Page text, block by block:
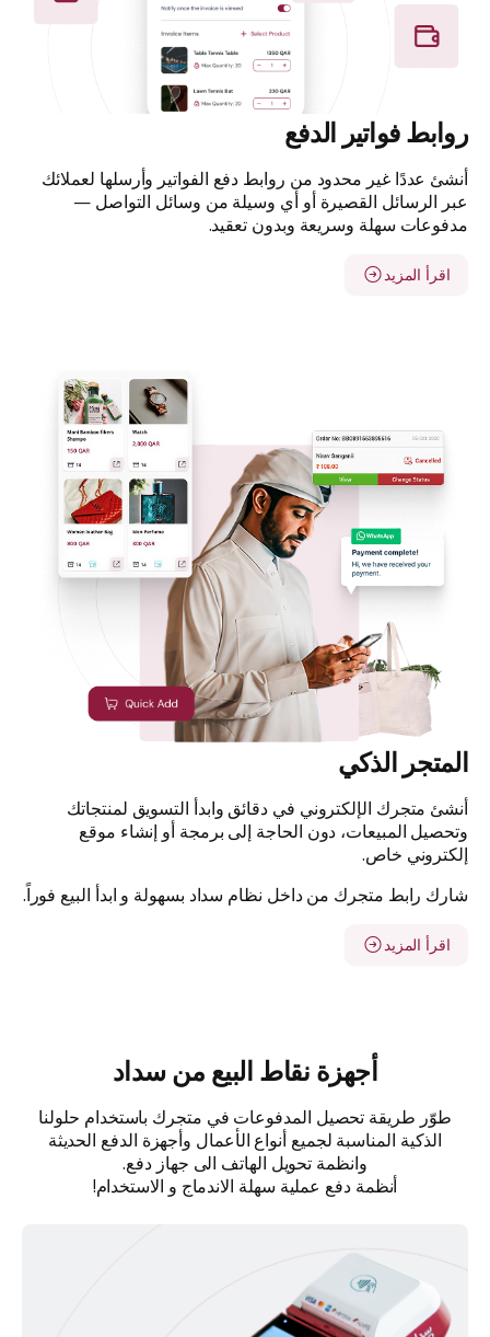
روابط فواتير الدفع
أنشئ عددًا غير محدود من روابط دفع الفواتير وأرسلها لعملائك
عبر الرسائل القصيرة أو أي وسيلة من وسائل التواصل —
مدفوعات سهلة وسريعة وبدون تعقيد.
اقرأ المزيد
المتجر الذكي
أنشئ متجرك الإلكتروني في دقائق وابدأ التسويق لمنتجاتك
وتحصيل المبيعات، دون الحاجة إلى برمجة أو إنشاء موقع
إلكتروني خاص.
شارك رابط متجرك من داخل نظام سداد بسهولة و ابدأ البيع فوراً.
اقرأ المزيد
أجهزة نقاط البيع من سداد
طوّر طريقة تحصيل المدفوعات في متجرك باستخدام حلولنا
الذكية المناسبة لجميع أنواع الأعمال وأجهزة الدفع الحديثة
وانظمة تحويل الهاتف الى جهاز دفع.
أنظمة دفع عملية سهلة الاندماج و الاستخدام!